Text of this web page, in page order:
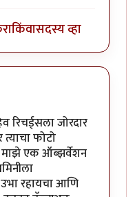
किंवासदस्य व्हा
रिचर्ड्सला जोरदार
त्याचा फोटो
माझे एक ऑब्झर्वेशन
रहायचा आणि